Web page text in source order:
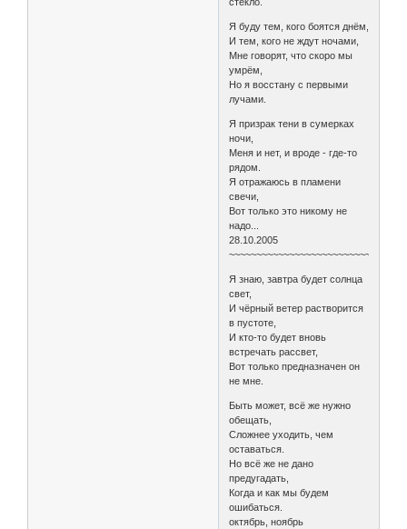
стекло.
Я буду тем, кого боятся днём,
И тем, кого не ждут ночами,
Мне говорят, что скоро мы
умрём,
Но я восстану с первыми
лучами.
Я призрак тени в сумерках
ночи,
Меня и нет, и вроде - где-то
рядом.
Я отражаюсь в пламени
свечи,
Вот только это никому не
надо...
28.10.2005
~~~~~~~~~~~~~~~~~~~~~~~~~~
Я знаю, завтра будет солнца
свет,
И чёрный ветер растворится
в пустоте,
И кто-то будет вновь
встречать рассвет,
Вот только предназначен он
не мне.
Быть может, всё же нужно
обещать,
Сложнее уходить, чем
оставаться.
Но всё же не дано
предугадать,
Когда и как мы будем
ошибаться.
октябрь, ноябрь